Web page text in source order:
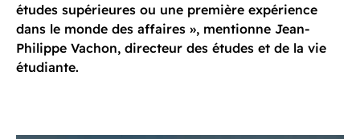
études supérieures ou une première expérience
dans le monde des affaires », mentionne Jean-
Philippe Vachon, directeur des études et de la vie
étudiante.